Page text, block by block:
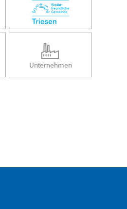
Unternehmen